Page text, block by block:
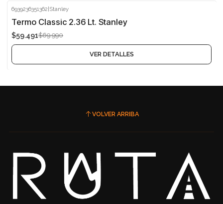
-15%
Agotado
6939236351362|Stanley
Termo Classic 2.36 Lt. Stanley
$59.491$69.990
VER DETALLES
VOLVER ARRIBA